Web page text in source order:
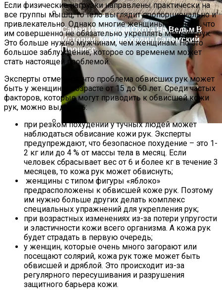
Лунный Календарь Окрашивания
Волос На Октябрь 2025 Года
Самая Известная Охота На Ведьм В
Истории: Как Проходил Салемский
Процесс
Если физические нагрузки направлены практически на
все группы мышц, то тело выглядит пропорционально и
привлекательно. Однако многие женщины уверены, что
им совершенно не обязательно укреплять мышцы рук.
Это больше нужно мужчинам, чем женщинам. Но это
большое заблуждение, которое со временем может
стать настоящей проблемой.
Эксперты отмечают, что проблема обвисших рук может
быть у женщин в возрасте от 15 до 60 лет. Среди частых
факторов, которые могут приводить к обвисшей кожи
рук, можно выделить:
при резком похудении у тучных людей может
наблюдаться обвисание кожи рук. Эксперты
предупреждают, что безопасное похудение – это 1-
2 кг или до 4 % от массы тела в месяц. Если
человек сбрасывает вес от 6 и более кг в течение 3
месяцев, то кожа рук может обвиснуть;
женщины с типом фигуры «яблоко»
предрасположены к обвисшей коже рук. Поэтому
им нужно больше других делать комплекс
специальных упражнений для укрепления рук;
при возрастных изменениях из-за потери упругости
и эластичности кожи всего организма. А кожа рук
будет страдать в первую очередь;
у женщин, которые очень много загорают или
посещают солярий, кожа рук тоже может быть
обвисшей и дряблой. Это происходит из-за
регулярного пересушивания и разрушения
защитного барьера кожи.